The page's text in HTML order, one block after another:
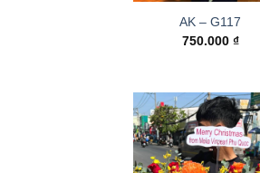
AK – G117
750.000 ₫